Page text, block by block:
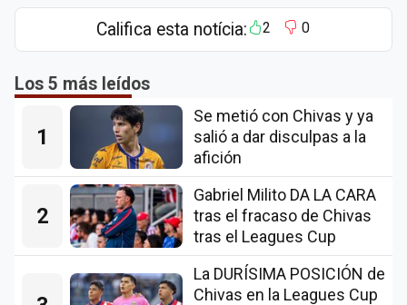
Califica esta notícia: 2 0
Los 5 más leídos
1
Se metió con Chivas y ya
salió a dar disculpas a la
afición
2
Gabriel Milito DA LA CARA
tras el fracaso de Chivas
tras el Leagues Cup
La DURÍSIMA POSICIÓN de
Chivas en la Leagues Cup